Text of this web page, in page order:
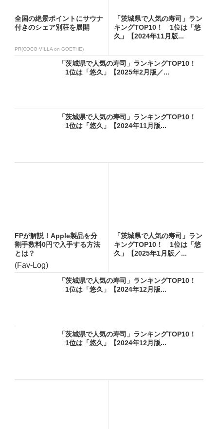
全国の絶景ポイントにサウナ
付きのシェア別荘を展開
PR(COCO VILLA on GOETHE)
「茨城県で人気の寿司」ラン
キングTOP10！ 1位は「悠
久」【2024年11月版...
「茨城県で人気の寿司」ランキングTOP10！
1位は「悠久」【2025年2月版／...
「茨城県で人気の寿司」ランキングTOP10！
1位は「悠久」【2024年11月版...
FPが解説！Apple製品を分
割手数料0円で入手する方法
とは？
(Fav-Log)
「茨城県で人気の寿司」ラン
キングTOP10！ 1位は「悠
久」【2025年1月版／...
「茨城県で人気の寿司」ランキングTOP10！
1位は「悠久」【2024年12月版...
「茨城県で人気の寿司」ランキングTOP10！
1位は「悠久」【2024年12月版...